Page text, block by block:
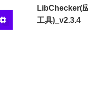
LibChecker(
工具)_v2.3.4